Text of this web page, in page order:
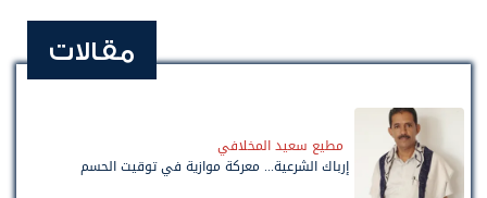
مقالات
مطيع سعيد المخلافي
إرباك الشرعية... معركة موازية في توقيت الحسم